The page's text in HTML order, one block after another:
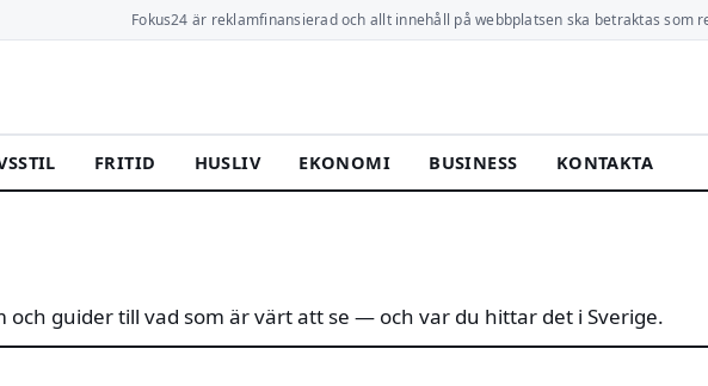
Fokus24 är reklamfinansierad och allt innehåll på webbplatsen ska betraktas som
FRITID HUSLIV EKONOMI BUSINESS KONTAKTA
och guider till vad som är värt att se — och var du hittar det i Sverige.